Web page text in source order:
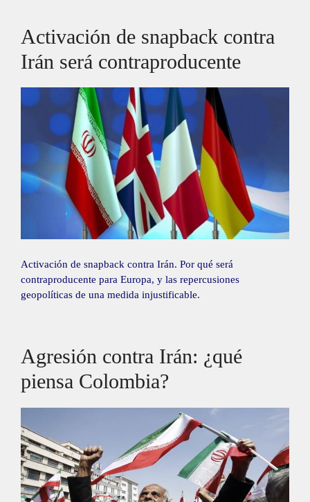
Activación de snapback contra
Irán será contraproducente
Activación de snapback contra Irán. Por qué será
contraproducente para Europa, y las repercusiones
geopolíticas de una medida injustificable.
Agresión contra Irán: ¿qué
piensa Colombia?